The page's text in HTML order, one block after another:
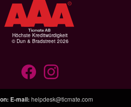
Höchste Kreditwürdigkeit
© Dun & Bradstreet 2026
: E-mail: helpdesk@ticmate.com